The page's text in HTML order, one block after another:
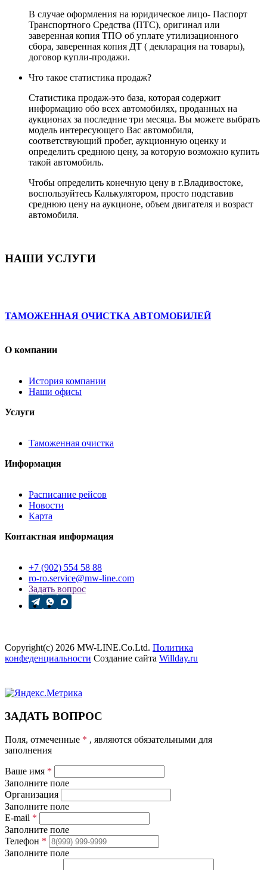
В случае оформления на юридическое лицо- Паспорт
Транспортного Средства (ПТС), оригинал или
заверенная копия ТПО об уплате утилизационного
сбора, заверенная копия ДТ ( декларация на товары),
договор купли-продажи.
Что такое статистика продаж?
Статистика продаж-это база, которая содержит
информацию обо всех автомобилях, проданных на
аукционах за последние три месяца. Вы можете выбрать
модель интересующего Вас автомобиля,
соответствующий пробег, аукционную оценку и
определить среднюю цену, за которую возможно купить
такой автомобиль.
Чтобы определить конечную цену в г.Владивостоке,
воспользуйтесь Калькулятором, просто подставив
среднюю цену на аукционе, объем двигателя и возраст
автомобиля.
НАШИ УСЛУГИ
ТАМОЖЕННАЯ ОЧИСТКА АВТОМОБИЛЕЙ
О компании
История компании
Наши офисы
Услуги
Таможенная очистка
Информация
Расписание рейсов
Новости
Карта
Контактная информация
+7 (902) 554 58 88
ro-ro.service@mw-line.com
Задать вопрос
Copyright(c) 2026 MW-LINE.Co.Ltd. Политика
конфеденциальности Создание сайта Willday.ru
ЗАДАТЬ ВОПРОС
Поля, отмеченные * , являются обязательными для
заполнения
Ваше имя *
Заполните поле
Организация
Заполните поле
E-mail *
Заполните поле
Телефон *
Заполните поле